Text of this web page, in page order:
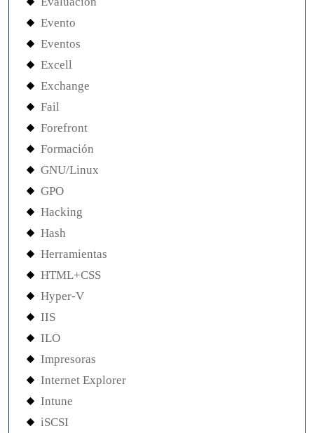
Evento
Eventos
Excell
Exchange
Fail
Forefront
Formación
GNU/Linux
GPO
Hacking
Hash
Herramientas
HTML+CSS
Hyper-V
IIS
ILO
Impresoras
Internet Explorer
Intune
iSCSI